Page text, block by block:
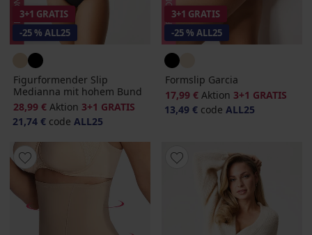
3+1 GRATIS
-25 % ALL25
Figurformender Slip
Medianna mit hohem Bund
28,99 € Aktion 3+1 GRATIS
21,74 € code ALL25
3+1 GRATIS
-25 % ALL25
Formslip Garcia
17,99 € Aktion 3+1 GRATIS
13,49 € code ALL25